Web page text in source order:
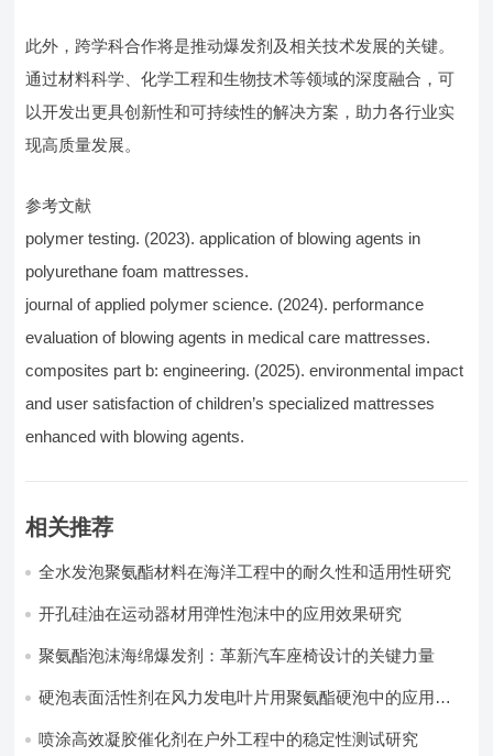
此外，跨学科合作将是推动爆发剂及相关技术发展的关键。
通过材料科学、化学工程和生物技术等领域的深度融合，可
以开发出更具创新性和可持续性的解决方案，助力各行业实
现高质量发展。
参考文献
polymer testing. (2023). application of blowing agents in
polyurethane foam mattresses.
journal of applied polymer science. (2024). performance
evaluation of blowing agents in medical care mattresses.
composites part b: engineering. (2025). environmental impact
and user satisfaction of children’s specialized mattresses
enhanced with blowing agents.
相关推荐
全水发泡聚氨酯材料在海洋工程中的耐久性和适用性研究
开孔硅油在运动器材用弹性泡沫中的应用效果研究
聚氨酯泡沫海绵爆发剂：革新汽车座椅设计的关键力量​
硬泡表面活性剂在风力发电叶片用聚氨酯硬泡中的应用实
喷涂高效凝胶催化剂在户外工程中的稳定性测试研究